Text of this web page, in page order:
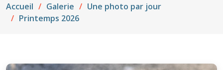
Accueil Galerie
Une photo par jour
Printemps 2026